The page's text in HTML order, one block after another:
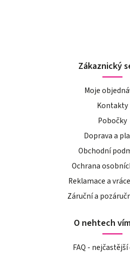
Zákaznický
Moje
Kontakty
Pobočky
Doprava a
Obchodní
Ochrana
Reklamace a
Záruční a
O nehtech
FAQ -